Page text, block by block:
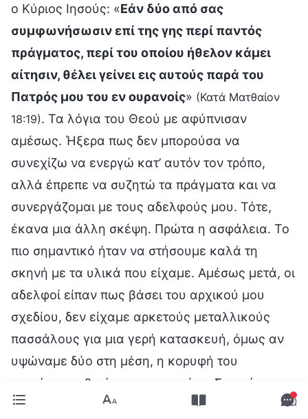
ο Κύριος Ιησούς: «Εάν δύο από σας
συμφωνήσωσιν επί της γης περί παντός
πράγματος, περί του οποίου ήθελον κάμει
αίτησιν, θέλει γείνει εις αυτούς παρά του
Πατρός μου του εν ουρανοίς» (Κατά Ματθαίον
18:19). Τα λόγια του Θεού με αφύπνισαν
αμέσως. Ήξερα πως δεν μπορούσα να
συνεχίζω να ενεργώ κατ’ αυτόν τον τρόπο,
αλλά έπρεπε να συζητώ τα πράγματα και να
συνεργάζομαι με τους αδελφούς μου. Τότε,
έκανα μια άλλη σκέψη. Πρώτα η ασφάλεια. Το
πιο σημαντικό ήταν να στήσουμε καλά τη
σκηνή με τα υλικά που είχαμε. Αμέσως μετά, οι
αδελφοί είπαν πως βάσει του αρχικού μου
σχεδίου, δεν είχαμε αρκετούς μεταλλικούς
πασσάλους για μια γερή κατασκευή, όμως αν
υψώναμε δύο στη μέση, η κορυφή του
στεγάστρου θα ήταν στερεωμένη. Συμφώνησα
απόλυτα μαζί τους. Το αρχικό μου σχέδιο θα